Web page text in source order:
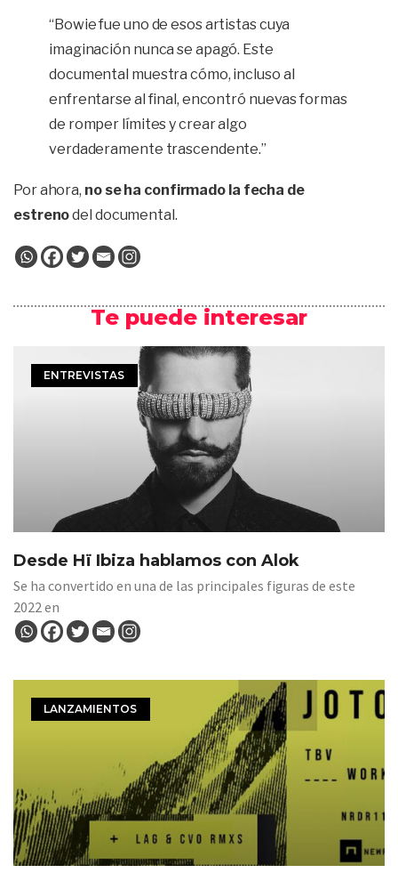
“Bowie fue uno de esos artistas cuya
imaginación nunca se apagó. Este
documental muestra cómo, incluso al
enfrentarse al final, encontró nuevas formas
de romper límites y crear algo
verdaderamente trascendente.”
Por ahora, no se ha confirmado la fecha de
estrenodel documental.
Te puede interesar
ENTREVISTAS
Desde Hï Ibiza hablamos con Alok
Se ha convertido en una de las principales figuras de este
2022 en
LANZAMIENTOS